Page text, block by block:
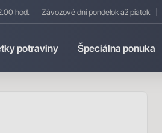
hod. Závozové dni pondelok až piatok
potraviny Špeciálna ponuka